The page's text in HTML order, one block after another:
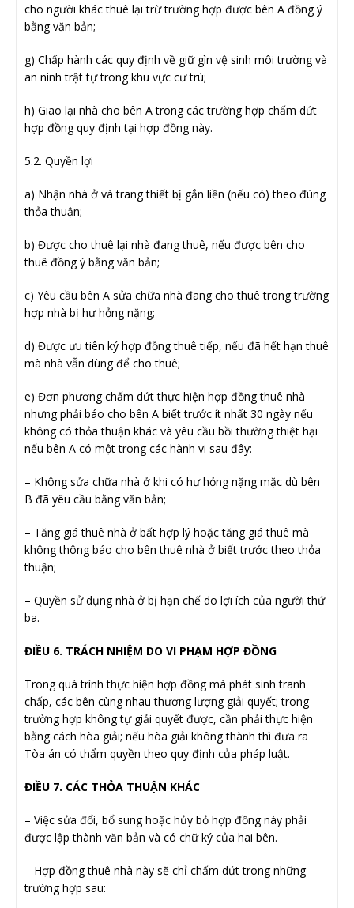
cho người khác thuê lại trừ trường hợp được bên A đồng ý
bằng văn bản;
g) Chấp hành các quy định về giữ gìn vệ sinh môi trường và
an ninh trật tự trong khu vực cư trú;
h) Giao lại nhà cho bên A trong các trường hợp chấm dứt
hợp đồng quy định tại hợp đồng này.
5.2. Quyền lợi
a) Nhận nhà ở và trang thiết bị gắn liền (nếu có) theo đúng
thỏa thuận;
b) Được cho thuê lại nhà đang thuê, nếu được bên cho
thuê đồng ý bằng văn bản;
c) Yêu cầu bên A sửa chữa nhà đang cho thuê trong trường
hợp nhà bị hư hỏng nặng;
d) Được ưu tiên ký hợp đồng thuê tiếp, nếu đã hết hạn thuê
mà nhà vẫn dùng để cho thuê;
e) Đơn phương chấm dứt thực hiện hợp đồng thuê nhà
nhưng phải báo cho bên A biết trước ít nhất 30 ngày nếu
không có thỏa thuận khác và yêu cầu bồi thường thiệt hại
nếu bên A có một trong các hành vi sau đây:
– Không sửa chữa nhà ở khi có hư hỏng nặng mặc dù bên
B đã yêu cầu bằng văn bản;
– Tăng giá thuê nhà ở bất hợp lý hoặc tăng giá thuê mà
không thông báo cho bên thuê nhà ở biết trước theo thỏa
thuận;
– Quyền sử dụng nhà ở bị hạn chế do lợi ích của người thứ
ba.
ĐIỀU 6. TRÁCH NHIỆM DO VI PHẠM HỢP ĐỒNG
Trong quá trình thực hiện hợp đồng mà phát sinh tranh
chấp, các bên cùng nhau thương lượng giải quyết; trong
trường hợp không tự giải quyết được, cần phải thực hiện
bằng cách hòa giải; nếu hòa giải không thành thì đưa ra
Tòa án có thẩm quyền theo quy định của pháp luật.
ĐIỀU 7. CÁC THỎA THUẬN KHÁC
– Việc sửa đổi, bổ sung hoặc hủy bỏ hợp đồng này phải
được lập thành văn bản và có chữ ký của hai bên.
– Hợp đồng thuê nhà này sẽ chỉ chấm dứt trong những
trường hợp sau: